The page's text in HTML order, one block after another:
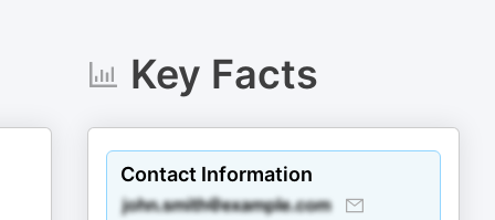
Key Facts
Contact Information